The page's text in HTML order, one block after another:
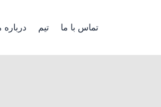
درباره تیم تماس با ما